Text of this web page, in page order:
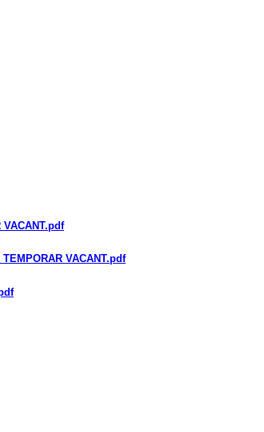
.pdf
VACANT.pdf